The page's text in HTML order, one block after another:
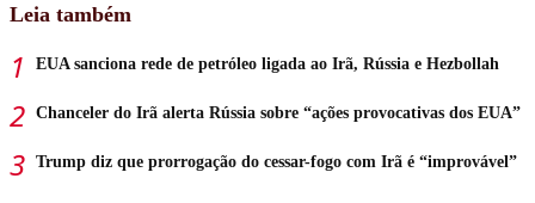
Leia também
EUA sanciona rede de petróleo ligada ao Irã, Rússia e Hezbollah
Chanceler do Irã alerta Rússia sobre “ações provocativas dos EUA”
Trump diz que prorrogação do cessar-fogo com Irã é “improvável”